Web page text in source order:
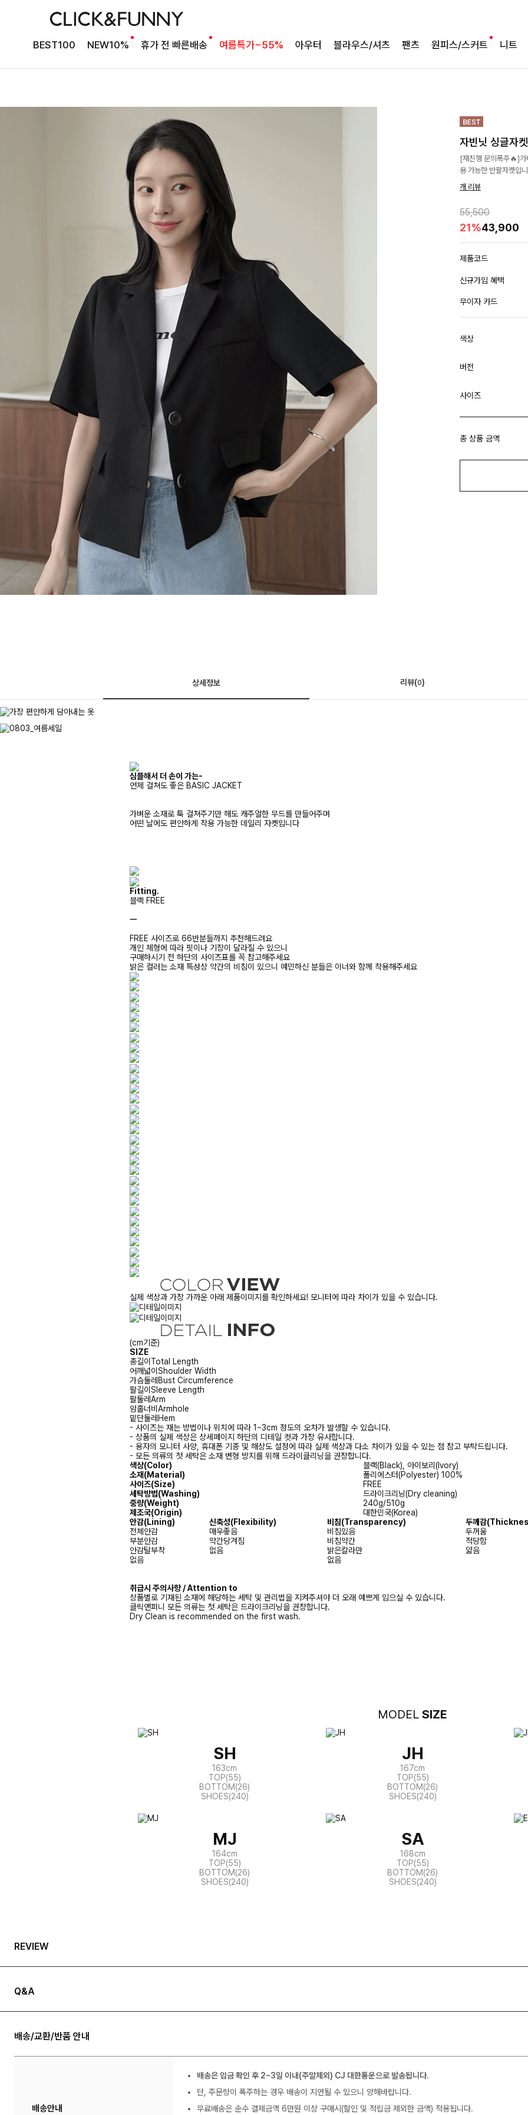
BEST100 NEW10% 휴가 전 빠른배송 여름특가~55% 아우터 블라우스/셔츠 팬츠 원피스/스커트 니트
자빈닛 싱글자켓
[재진행 문의폭주🔥]가
용 가능한 반팔자켓입
개 리뷰
55,500
21%43,900
제품코드
신규가입 혜택
무이자 카드
색상
버전
사이즈
총 상품 금액
상세정보 리뷰(0)
심플해서 더 손이 가는-
언제 걸쳐도 좋은 BASIC JACKET
가벼운 소재로 툭 걸쳐주기만 해도 캐주얼한 무드를 만들어주며
어떤 날에도 편안하게 착용 가능한 데일리 자켓입니다
Fitting.
블랙 FREE
ㅡ
FREE 사이즈로 66반분들까지 추천해드려요
개인 체형에 따라 핏이나 기장이 달라질 수 있으니
구매하시기 전 하단의 사이즈표를 꼭 참고해주세요
밝은 컬러는 소재 특성상 약간의 비침이 있으니 예민하신 분들은 이너와 함께 착용해주세요
실제 색상과 가장 가까운 아래 제품이미지를 확인하세요! 모니터에 따라 차이가 있을 수 있습니다.
(cm기준)
SIZE
총길이 Total Length
어깨넓이 Shoulder Width
가슴둘레 Bust Circumference
팔길이 Sleeve Length
팔둘레Arm
암홀너비 Armhole
밑단둘레 Hem
- 사이즈는 재는 방법이나 위치에 따라 1~3cm 정도의 오차가 발생할 수 있습니다.
- 상품의 실제 색상은 상세페이지 하단의 디테일 컷과 가장 유사합니다.
- 용자의 모니터 사양, 휴대폰 기종 및 해상도 설정에 따라 실제 색상과 다소 차이가 있을 수 있는 점 참고 부탁드립니다.
- 모든 의류의 첫 세탁은 소재 변형 방지를 위해 드라이클리닝을 권장합니다.
색상(Color)
블랙(Black), 아이보리(Ivory)
소재(Material)
폴리에스터(Polyester) 100%
사이즈(Size)
FREE
세탁방법(Washing)
드라이크리닝(Dry cleaning)
중량(Weight)
240g/510g
제조국(Origin)
대한민국(Korea)
안감(Lining) 신축성(Flexibility) 비침(Transparency) 두께감
전체안감
매우좋음 비침있음
두꺼움
부분안감
약간당겨짐 비침약간
적당함
안감탈부착
없음 밝은칼라만
얇음
없음
없음
취급시 주의사항 / Attention to
상품별로 기재된 소재에 해당하는 세탁 및 관리법을 지켜주셔야 더 오래 예쁘게 입으실 수 있습니다.
클릭앤퍼니 모든 의류는 첫 세탁은 드라이크리닝을 권장합니다.
Dry Clean is recommended on the first wash.
MODEL SIZE
SH
163cm
TOP(55)
BOTTOM(26)
SHOES(240)
JH
167cm
TOP(55)
BOTTOM(26)
SHOES(240)
MJ
164cm
TOP(55)
BOTTOM(26)
SHOES(240)
SA
168cm
TOP(55)
BOTTOM(26)
SHOES(240)
REVIEW
Q&A
배송/교환/반품 안내
배송안내
배송은 입금 확인 후 2~3일 이내(주말제외) CJ 대한통운으로 발송됩니다.
단, 주문량이 폭주하는 경우 배송이 지연될 수 있으니 양해바랍니다.
무료배송은 순수 결제금액 6만원 이상 구매시(할인 및 적립금 제외한 금액) 적용됩니다.